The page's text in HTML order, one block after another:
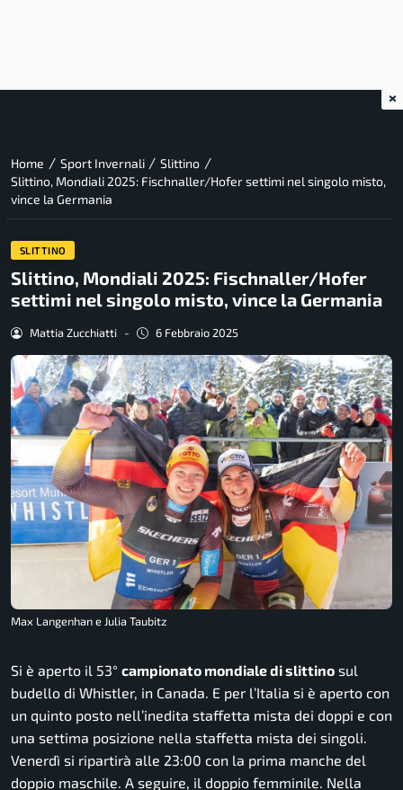
Home / Sport Invernali / Slittino /
Slittino, Mondiali 2025: Fischnaller/Hofer settimi nel singolo misto,
vince la Germania
SLITTINO
Slittino, Mondiali 2025: Fischnaller/Hofer
settimi nel singolo misto, vince la Germania
Mattia Zucchiatti - 6 Febbraio 2025
Max Langenhan e Julia Taubitz
Si è aperto il 53° campionato mondiale di slittino sul
budello di Whistler, in Canada. E per l’Italia si è aperto con
un quinto posto nell’inedita staffetta mista dei doppi e con
una settima posizione nella staffetta mista dei singoli.
Venerdì si ripartirà alle 23:00 con la prima manche del
doppio maschile. A seguire, il doppio femminile. Nella
×